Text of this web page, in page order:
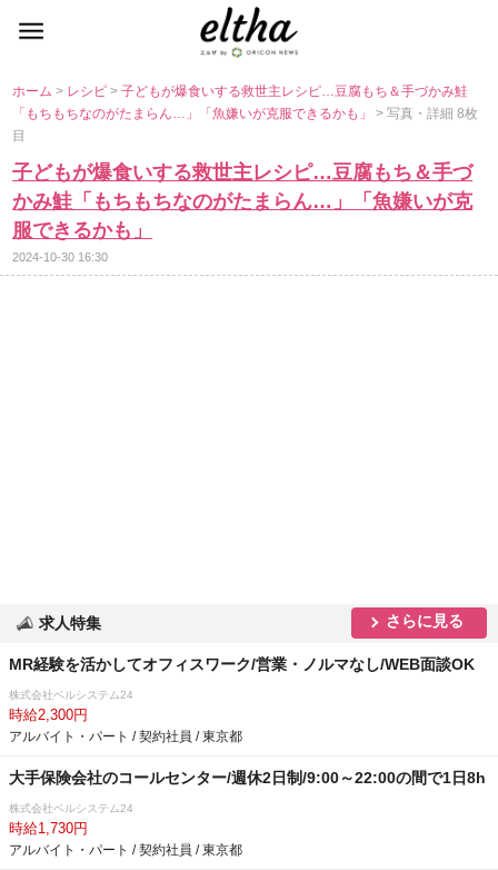
ホーム> レシピ>子どもが爆食いする救世主レシピ…豆腐もち＆手づかみ鮭
「もちもちなのがたまらん…」「魚嫌いが克服できるかも」> 写真・詳細 8枚
目
子どもが爆食いする救世主レシピ…豆腐もち＆手づ
かみ鮭「もちもちなのがたまらん…」「魚嫌いが克
服できるかも」
2024-10-30 16:30
求人特集 さらに見る
MR経験を活かしてオフィスワーク/営業・ノルマなし/WEB面談OK
株式会社ベルシステム24
時給2,300円
アルバイト・パート / 契約社員 / 東京都
大手保険会社のコールセンター/週休2日制/9:00～22:00の間で1日8h
株式会社ベルシステム24
時給1,730円
アルバイト・パート / 契約社員 / 東京都